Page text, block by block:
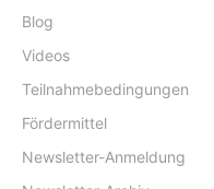
Blog
Videos
Teilnahmebedingungen
Fördermittel
Newsletter-Anmeldung